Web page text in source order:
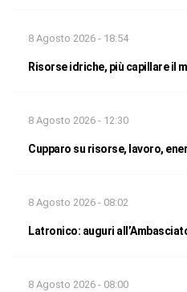
8 Agosto 2026 - 18:54
Risorse idriche, più capillare il
8 Agosto 2026 - 12:30
Cupparo su risorse, lavoro,
8 Agosto 2026 - 08:02
Latronico: auguri
8 Agosto 2026 - 08:00